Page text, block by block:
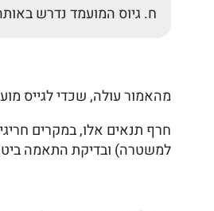
ח. גיוס המועמד נדרש
מהאמור עולה, שכדי לגייס
חרף תנאים אלו, במקרים
למשטרה) ובדיקת התאמה